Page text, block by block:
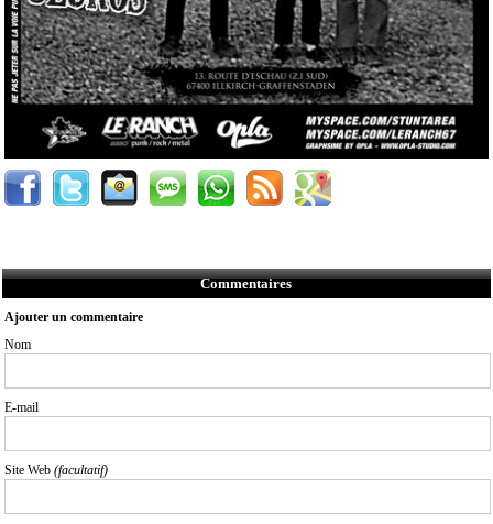
Commentaires
Ajouter un commentaire
Nom
E-mail
Site Web (facultatif)